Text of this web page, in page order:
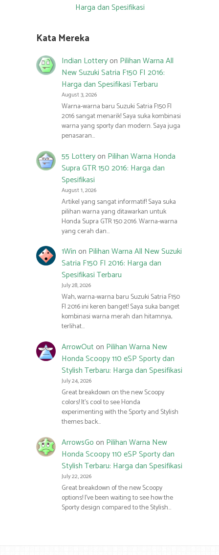
Harga dan Spesifikasi
Kata Mereka
Indian Lotteryon Pilihan Warna All
New Suzuki Satria F150 FI 2016:
Harga dan Spesifikasi Terbaru
August 3, 2026
Warna-warna baru Suzuki Satria F150 FI
2016 sangat menarik! Saya suka kombinasi
warna yang sporty dan modern. Saya juga
penasaran…
55 Lotteryon Pilihan Warna Honda
Supra GTR 150 2016: Harga dan
Spesifikasi
August 1, 2026
Artikel yang sangat informatif! Saya suka
pilihan warna yang ditawarkan untuk
Honda Supra GTR 150 2016. Warna-warna
yang cerah dan…
1Winon Pilihan Warna All New Suzuki
Satria F150 FI 2016: Harga dan
Spesifikasi Terbaru
July 28, 2026
Wah, warna-warna baru Suzuki Satria F150
FI 2016 ini keren banget! Saya suka banget
kombinasi warna merah dan hitamnya,
terlihat…
ArrowOuton Pilihan Warna New
Honda Scoopy 110 eSP Sporty dan
Stylish Terbaru: Harga dan Spesifikasi
July 24, 2026
Great breakdown on the new Scoopy
colors! It’s cool to see Honda
experimenting with the Sporty and Stylish
themes back…
ArrowsGoon Pilihan Warna New
Honda Scoopy 110 eSP Sporty dan
Stylish Terbaru: Harga dan Spesifikasi
July 22, 2026
Great breakdown of the new Scoopy
options! I’ve been waiting to see how the
Sporty design compared to the Stylish…